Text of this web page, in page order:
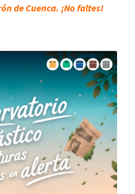
de Cuenca. ¡No faltes!